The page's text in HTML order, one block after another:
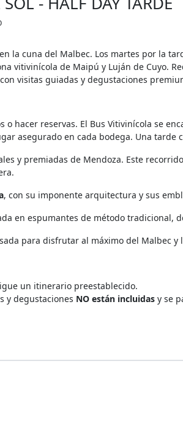
la cuna del Malbec. Los martes por la
vitivinícola de Maipú y Luján de Cuyo.
visitas guiadas y degustaciones
o hacer reservas. El Bus Vitivinícola se
asegurado en cada bodega. Una
y premiadas de Mendoza. Este
, con su imponente arquitectura y sus
en espumantes de método tradicional,
para disfrutar al máximo del Malbec
un itinerario preestablecido.
y degustaciones NO están incluidas y se